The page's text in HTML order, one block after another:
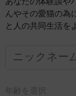
んやその愛猫の為
と人の共同生活を
年齢を選択